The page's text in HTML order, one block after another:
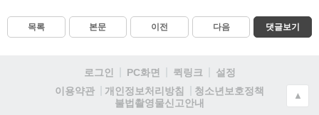
목록 본문 이전 다음 댓글보기
로그인 PC화면 퀵링크
설정
이용약관
개인정보처리방침
청소년보호정책
불법촬영물신고안내
▲